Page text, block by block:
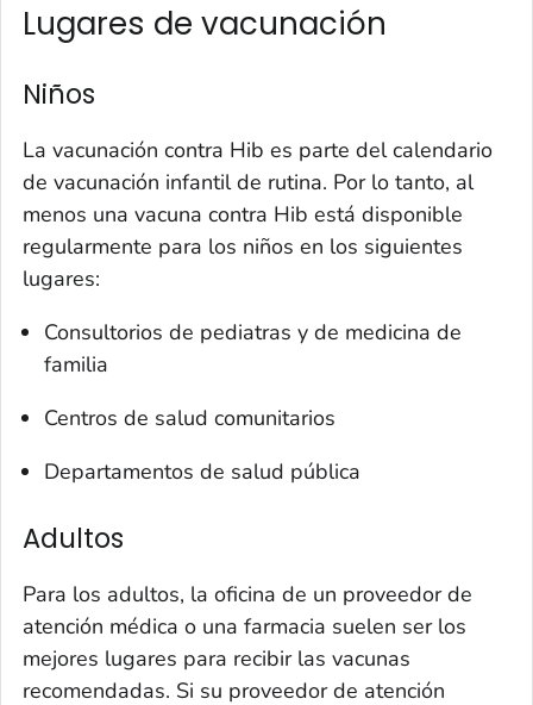
Lugares de vacunación
Niños
La vacunación contra Hib es parte del calendario
de vacunación infantil de rutina. Por lo tanto, al
menos una vacuna contra Hib está disponible
regularmente para los niños en los siguientes
lugares:
Consultorios de pediatras y de medicina de
familia
Centros de salud comunitarios
Departamentos de salud pública
Adultos
Para los adultos, la oficina de un proveedor de
atención médica o una farmacia suelen ser los
mejores lugares para recibir las vacunas
recomendadas. Si su proveedor de atención